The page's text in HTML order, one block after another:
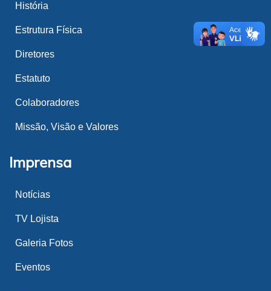
História
Estrutura Física
Diretores
Estatuto
Colaboradores
Missão, Visão e Valores
Imprensa
Notícias
TV Lojista
Galeria Fotos
Eventos